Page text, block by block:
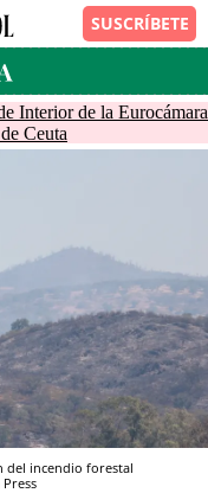
Interior de la Eurocámara
Ceuta
del incendio forestal